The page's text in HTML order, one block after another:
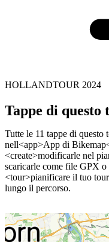
HOLLANDTOUR 2024
Tappe di questo
Tutte le 11 tappe di questo
nell<app>App di
<create>modificarle nel
scaricarle come file GPX
<tour>pianificare il tuo
lungo il percorso.